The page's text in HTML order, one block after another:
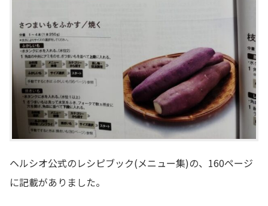
ヘルシオ公式のレシピブック(メニュー集)の、160ページ
に記載がありました。